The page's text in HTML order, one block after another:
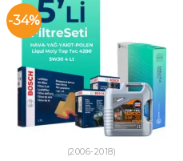
-34%
(2006-2018)